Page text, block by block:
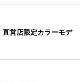
営店限定カラーモデ